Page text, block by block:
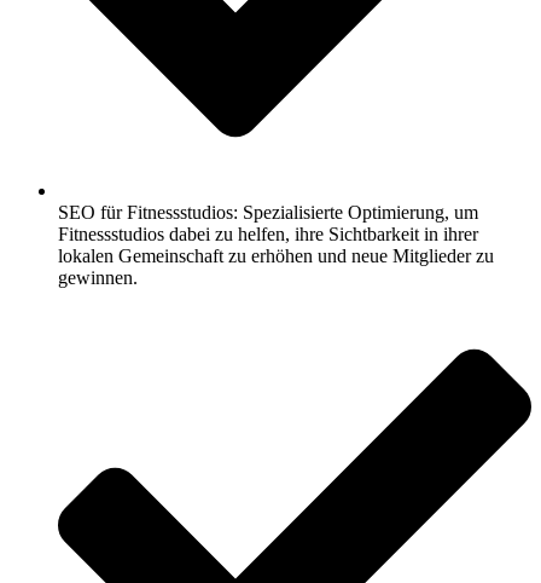
SEO für Fitnessstudios: Spezialisierte Optimierung, um
Fitnessstudios dabei zu helfen, ihre Sichtbarkeit in ihrer
lokalen Gemeinschaft zu erhöhen und neue Mitglieder zu
gewinnen.